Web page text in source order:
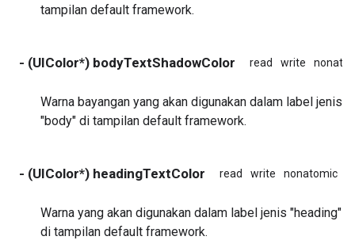
tampilan default framework.
- (UIColor*) bodyTextShadowColor read write
Warna bayangan yang akan digunakan dalam label jenis
"body" di tampilan default framework.
- (UIColor*) headingTextColor read write nonatomic
Warna yang akan digunakan dalam label jenis "heading"
di tampilan default framework.